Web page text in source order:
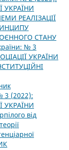
УКРАЇНИ
РЕАЛІЗАЦІЇ
СТАНУ
№ 3
УКРАЇНИ
3 (2022):
УКРАЇНИ
від